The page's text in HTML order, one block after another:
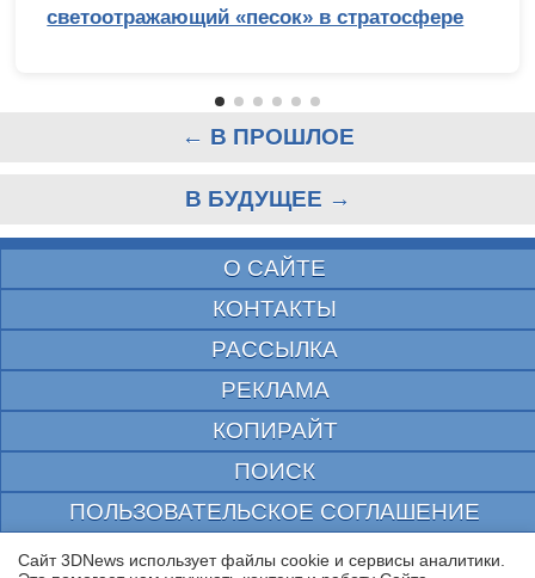
светоотражающий «песок» в стратосфере
← В ПРОШЛОЕ
В БУДУЩЕЕ →
О САЙТЕ
КОНТАКТЫ
РАССЫЛКА
РЕКЛАМА
КОПИРАЙТ
ПОИСК
ПОЛЬЗОВАТЕЛЬСКОЕ СОГЛАШЕНИЕ
ЗАЩИЩЕНО CURATOR
Сайт 3DNews использует файлы cookie и сервисы аналитики.